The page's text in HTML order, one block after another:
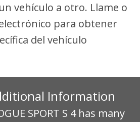
vehículo a otro. Llame o
para obtener
del vehículo
Information
SPORT S 4 has many